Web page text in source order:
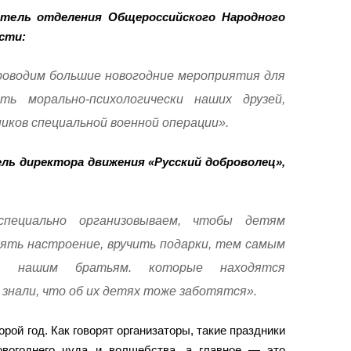
отделения Общероссийского Народного
большие новогодние мероприятия для
морально-психологически наших друзей,
специальной военной операции».
директора движения «Русский доброволец»,
организовываем, чтобы детям
настроение, вручить подарки, тем самым
нашим братьям. которые находятся
что об их детях тоже заботятся».
год. Как говорят организаторы, такие праздники